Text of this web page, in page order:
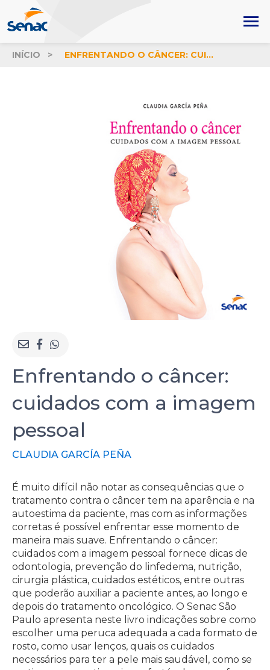
INÍCIO ENFRENTANDO O CÂNCER: CUIDADOS COM A IMAGEM PESSOAL
Enfrentando o câncer:
cuidados com a imagem
pessoal
CLAUDIA GARCÍA PEÑA
É muito difícil não notar as consequências que o
tratamento contra o câncer tem na aparência e na
autoestima da paciente, mas com as informações
corretas é possível enfrentar esse momento de
maneira mais suave. Enfrentando o câncer:
cuidados com a imagem pessoal fornece dicas de
odontologia, prevenção do linfedema, nutrição,
cirurgia plástica, cuidados estéticos, entre outras
que poderão auxiliar a paciente antes, ao longo e
depois do tratamento oncológico. O Senac São
Paulo apresenta neste livro indicações sobre como
escolher uma peruca adequada a cada formato de
rosto, como usar lenços, quais os cuidados
necessários para ter a pele mais saudável, como se